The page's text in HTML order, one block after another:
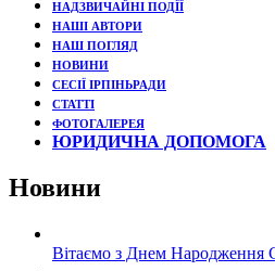
НАДЗВИЧАЙНІ ПОДЇЇ
НАШІ АВТОРИ
НАШ ПОГЛЯД
НОВИНИ
СЕСІЇ ІРПІНЬРАДИ
СТАТТІ
ФОТОГАЛЕРЕЯ
ЮРИДИЧНА ДОПОМОГА
Новини
Вітаємо з Днем Народження